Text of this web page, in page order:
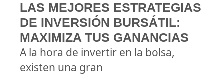
LAS MEJORES ESTRATEGIAS
DE INVERSIÓN BURSÁTIL:
MAXIMIZA TUS GANANCIAS
A la hora de invertir en la bolsa,
existen una gran